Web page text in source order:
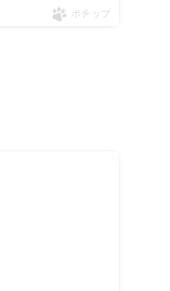
ポチップ